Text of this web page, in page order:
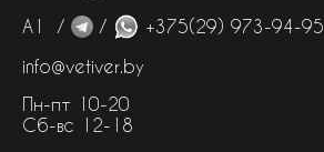
А1 /
/
+375(29) 973-94-95
info@vetiver.by
Пн-пт 10-20
Сб-вс 12-18